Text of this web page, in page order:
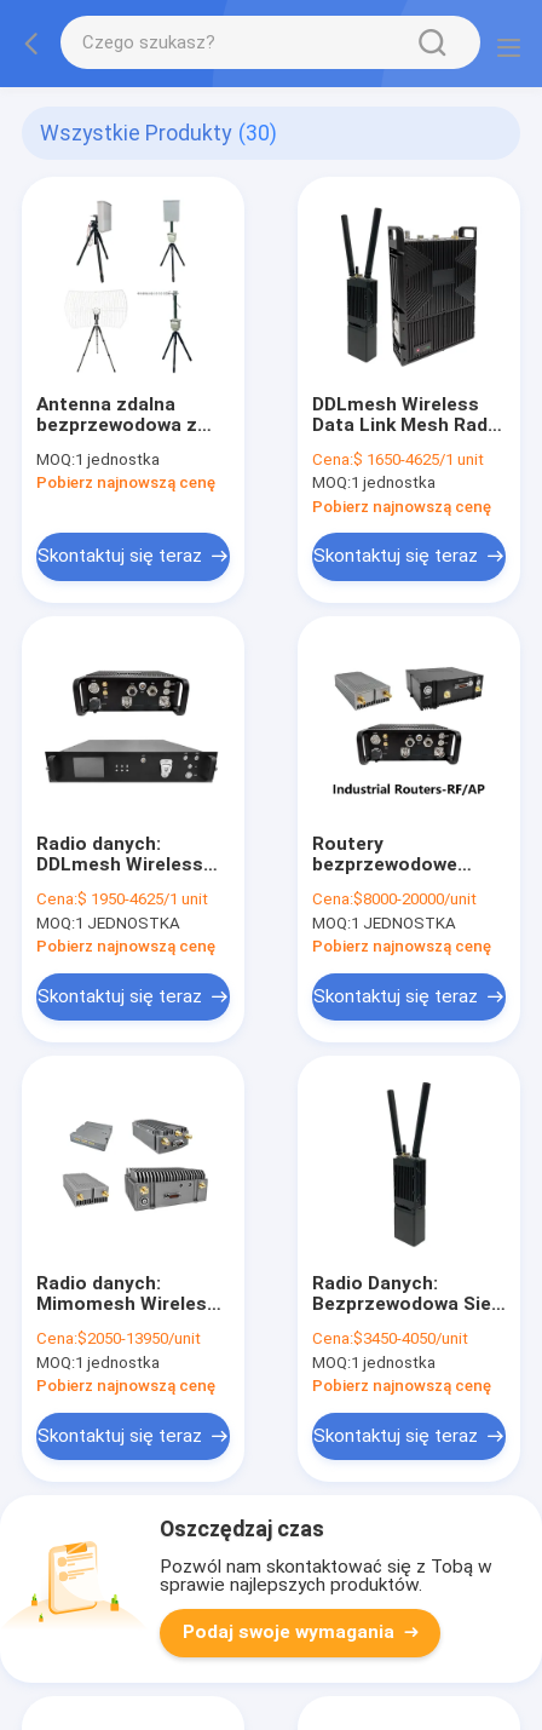
Wszystkie Produkty (30)
Antenna zdalna
bezprzewodowa z
sterowania dla
śledzenia w czasie
użyciu protokołu
MAVLink i serwo
silnika bez szczotki
MOQ:1 jednostka
Pobierz najnowszą cenę
Skontaktuj się teraz
DDLmesh Wireless
Data Link Mesh Radio
długim zasięgiem,
niską opóźnieniem i
wielokanałową
transmisją danych
Cena:$ 1650-4625/1 unit
MOQ:1 jednostka
Pobierz najnowszą cenę
Skontaktuj się teraz
Radio danych:
DDLmesh Wireless
Vehicular/Seria
montowana w szafie
- Ultra daleki zasięg,
Niska cena,
Transmisja wideo HD
odległości,
Cena:$ 1950-4625/1 unit
MOQ:1 JEDNOSTKA
Pobierz najnowszą cenę
Skontaktuj się teraz
Routery
bezprzewodowe
HX-RF&AP
Cena:$8000-20000/unit
MOQ:1 JEDNOSTKA
Pobierz najnowszą cenę
Skontaktuj się teraz
Radio danych:
Mimomesh Wireless
Lekka seria lotnicza
Cena:$2050-13950/unit
MOQ:1 jednostka
Pobierz najnowszą cenę
Skontaktuj się teraz
Radio Danych:
Bezprzewodowa Sieć
Mimomesh - Seria
Wielu Urządzeń
Przenośnych
Cena:$3450-4050/unit
MOQ:1 jednostka
Pobierz najnowszą cenę
Skontaktuj się teraz
Oszczędzaj czas
Pozwól nam skontaktować się z Tobą w
sprawie najlepszych produktów.
Podaj swoje wymagania